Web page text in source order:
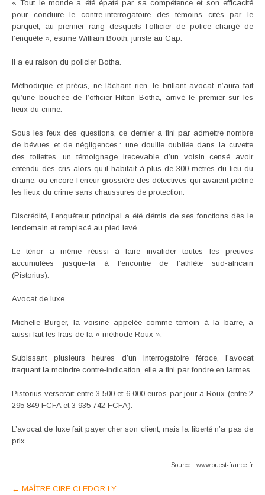
« Tout le monde a été épaté par sa compétence et son efficacité
pour conduire le contre-interrogatoire des témoins cités par le
parquet, au premier rang desquels l’officier de police chargé de
l’enquête », estime William Booth, juriste au Cap.
Il a eu raison du policier Botha.
Méthodique et précis, ne lâchant rien, le brillant avocat n’aura fait
qu’une bouchée de l’officier Hilton Botha, arrivé le premier sur les
lieux du crime.
Sous les feux des questions, ce dernier a fini par admettre nombre
de bévues et de négligences : une douille oubliée dans la cuvette
des toilettes, un témoignage irecevable d’un voisin censé avoir
entendu des cris alors qu’il habitait à plus de 300 mètres du lieu du
drame, ou encore l’erreur grossière des détectives qui avaient piétiné
les lieux du crime sans chaussures de protection.
Discrédité, l’enquêteur principal a été démis de ses fonctions dès le
lendemain et remplacé au pied levé.
Le ténor a même réussi à faire invalider toutes les preuves
accumulées jusque-là à l’encontre de l’athlète sud-africain
(Pistorius).
Avocat de luxe
Michelle Burger, la voisine appelée comme témoin à la barre, a
aussi fait les frais de la « méthode Roux ».
Subissant plusieurs heures d’un interrogatoire féroce, l’avocat
traquant la moindre contre-indication, elle a fini par fondre en larmes.
Pistorius verserait entre 3 500 et 6 000 euros par jour à Roux (entre 2
295 849 FCFA et 3 935 742 FCFA).
L’avocat de luxe fait payer cher son client, mais la liberté n’a pas de
prix.
Source : www.ouest-france.fr
Post
← MAÎTRE CIRE CLEDOR LY